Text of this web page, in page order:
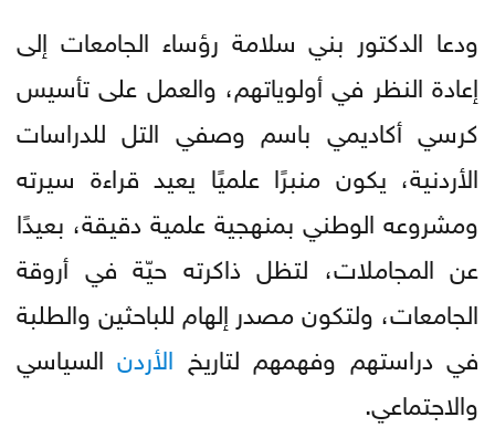
ودعا الدكتور بني سلامة رؤساء الجامعات إلى
إعادة النظر في أولوياتهم، والعمل على تأسيس
كرسي أكاديمي باسم وصفي التل للدراسات
الأردنية، يكون منبرًا علميًا يعيد قراءة سيرته
ومشروعه الوطني بمنهجية علمية دقيقة، بعيدًا
عن المجاملات، لتظل ذاكرته حيّة في أروقة
الجامعات، ولتكون مصدر إلهام للباحثين والطلبة
في دراستهم وفهمهم لتاريخ الأردنالسياسي
والاجتماعي.